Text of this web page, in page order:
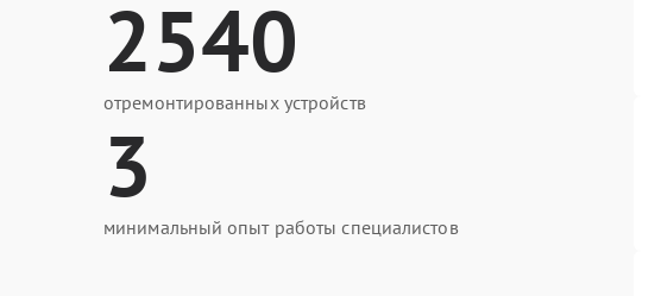
2540
отремонтированных устройств
3
минимальный опыт работы специалистов